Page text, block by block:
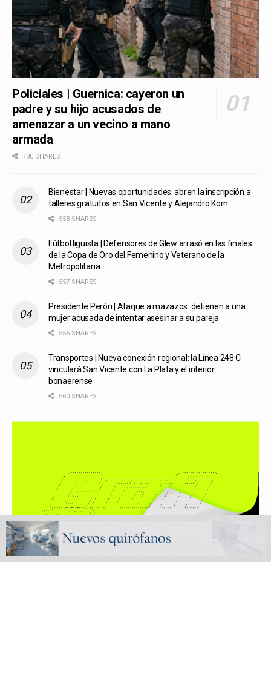
Policiales | Guernica: cayeron un
padre y su hijo acusados de
amenazar a un vecino a mano
armada
730 SHARES
Bienestar | Nuevas oportunidades: abren la inscripción a
talleres gratuitos en San Vicente y Alejandro Korn
558 SHARES
Fútbol liguista | Defensores de Glew arrasó en las finales
de la Copa de Oro del Femenino y Veterano de la
Metropolitana
557 SHARES
Presidente Perón | Ataque a mazazos: detienen a una
mujer acusada de intentar asesinar a su pareja
555 SHARES
Transportes | Nueva conexión regional: la Línea 248 C
vinculará San Vicente con La Plata y el interior
bonaerense
560 SHARES